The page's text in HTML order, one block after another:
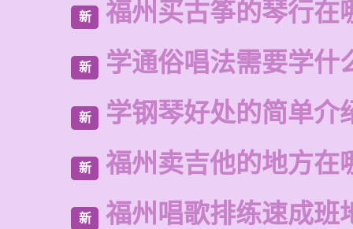
新 福州买古筝的琴行在
新 学通俗唱法需要学什
新 学钢琴好处的简单介
新 福州卖吉他的地方在
新 福州唱歌排练速成班